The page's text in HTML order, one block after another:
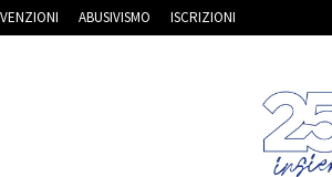
ABUSIVISMO ISCRIZIONI